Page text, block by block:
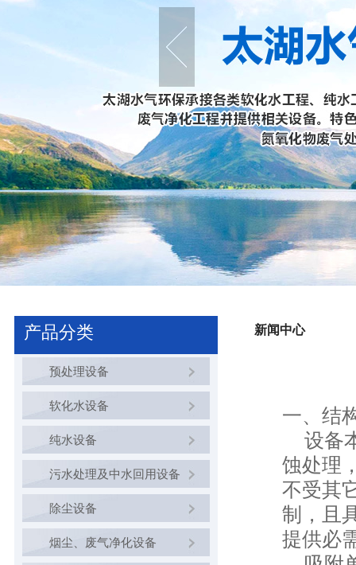
产品分类
预处理设备
软化水设备
纯水设备
污水处理及中水回用设备
除尘设备
烟尘、废气净化设备
新闻中心
一、结
设备
蚀处理
不受其
制，且
提供必